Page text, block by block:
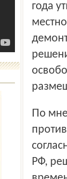
года
По мнению прокуратуры, постановление мэра Ярославля
РФ,